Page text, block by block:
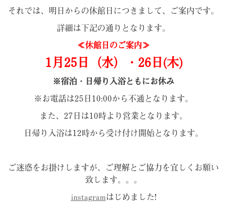
それでは、明日からの休館日につきまして、ご案内です。
詳細は下記の通りとなります。
≪休館日のご案内≫
1月25日（水）・26日(木)
※宿泊・日帰り入浴ともにお休み
※お電話は25日10:00から不通となります。
また、27日は10時より営業となります。
日帰り入浴は12時から受け付け開始となります。
ご迷惑をお掛けしますが、ご理解とご協力を宜しくお願い
致します。。。
instagramはじめました!